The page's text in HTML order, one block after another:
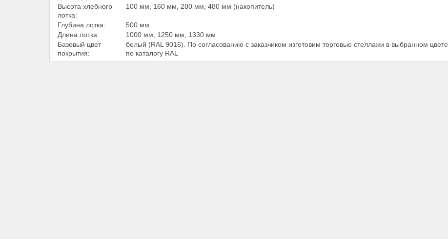
Высота хлебного
лотка:
100 мм, 160 мм, 280 мм, 480 мм (накопитель)
Глубина лотка:
500 мм
Длина лотка:
1000 мм, 1250 мм, 1330 мм
Базовый цвет
покрытия:
белый (RAL 9016). По согласованию с заказчиком изготовим торговые стеллажи в выбранном цвете
по каталогу RAL